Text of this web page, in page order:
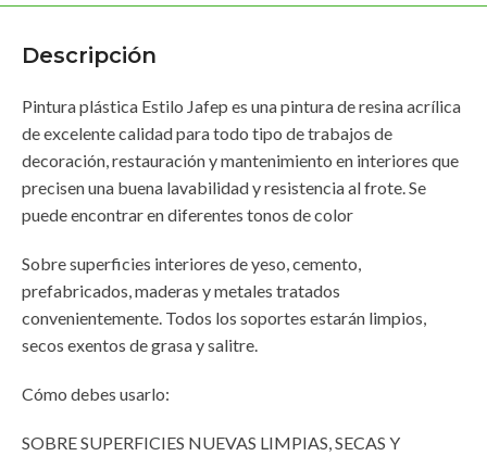
Descripción
Pintura plástica Estilo Jafep es una pintura de resina acrílica
de excelente calidad para todo tipo de trabajos de
decoración, restauración y mantenimiento en interiores que
precisen una buena lavabilidad y resistencia al frote. Se
puede encontrar en diferentes tonos de color
Sobre superficies interiores de yeso, cemento,
prefabricados, maderas y metales tratados
convenientemente. Todos los soportes estarán limpios,
secos exentos de grasa y salitre.
Cómo debes usarlo:
SOBRE SUPERFICIES NUEVAS LIMPIAS, SECAS Y